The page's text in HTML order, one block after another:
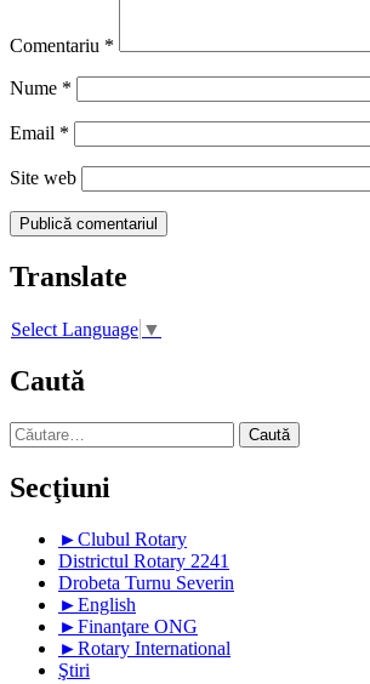
Comentariu *
Nume *
Email *
Site web
Translate
Select Language ▼
Caută
Caută
după:
Secţiuni
►Clubul Rotary
Districtul Rotary 2241
Drobeta Turnu Severin
►English
►Finanţare ONG
►Rotary International
Ştiri